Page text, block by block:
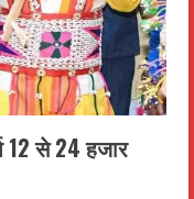
12 से 24 हजार